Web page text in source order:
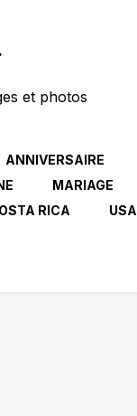
et photos
ANNIVERSAIRE
MARIAGE
RICA USA